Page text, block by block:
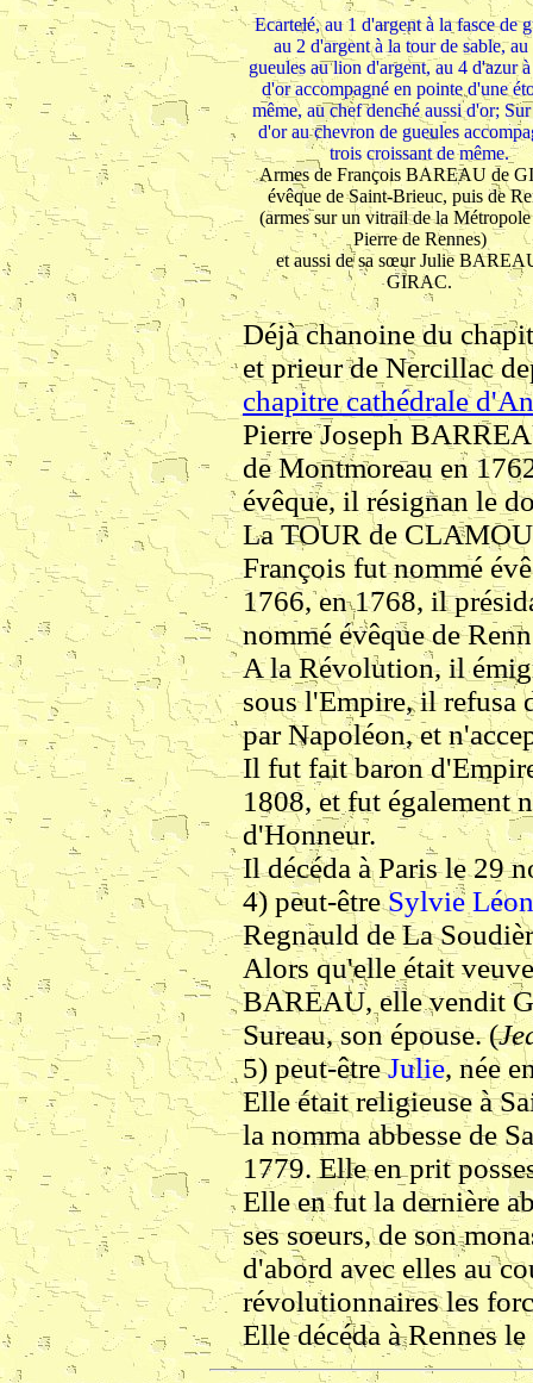
Ecartelé, au 1 d'argent à la fasce de
au 2 d'argent à la tour de sable, au
gueules au lion d'argent, au 4 d'azur
d'or accompagné en pointe d'une
même, au chef denché aussi d'or;
d'or au chevron de gueules
trois croissant de même.
Armes de François BAREAU de
évêque de Saint-Brieuc, puis de
(armes sur un vitrail de la
Pierre de Rennes)
et aussi de sa sœur Julie
GIRAC.
Déjà chanoine du
et prieur de Nercillac
chapitre cathédrale
Pierre Joseph
de Montmoreau en
évêque, il résignan le
La TOUR de
François fut nommé
1766, en 1768, il
nommé évêque de
A la Révolution, il
sous l'Empire, il refusa
par Napoléon, et
Il fut fait baron
1808, et fut également
d'Honneur.
Il décéda à Paris le 29
4) peut-êtreSylvie
Regnauld de La
Alors qu'elle était
BAREAU, elle vendit
Sureau, son épouse. (
5) peut-êtreJulie, née
Elle était religieuse à
la nomma abbesse de
1779. Elle en prit
Elle en fut la dernière
ses soeurs, de son
d'abord avec elles au
révolutionnaires les
Elle décéda à Rennes